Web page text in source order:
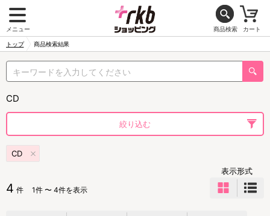
メニュー 商品検索 カート
トップ 商品検索結果
CD
絞り込む
CD
4 件 1件 〜 4件を表示
表示形式